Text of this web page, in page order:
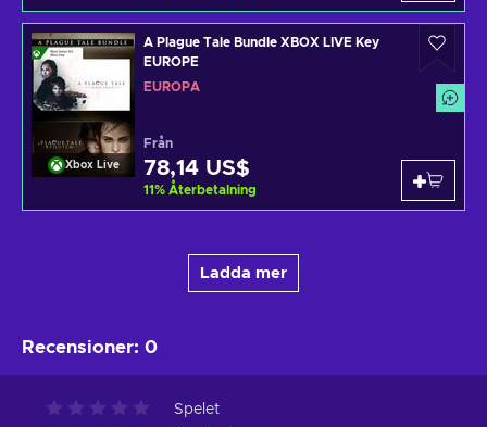
Xbox Live
A Plague Tale Bundle XBOX LIVE Key
EUROPE
EUROPA
Från
78,14 US$
11% Återbetalning
Ladda mer
Recensioner: 0
Spelet